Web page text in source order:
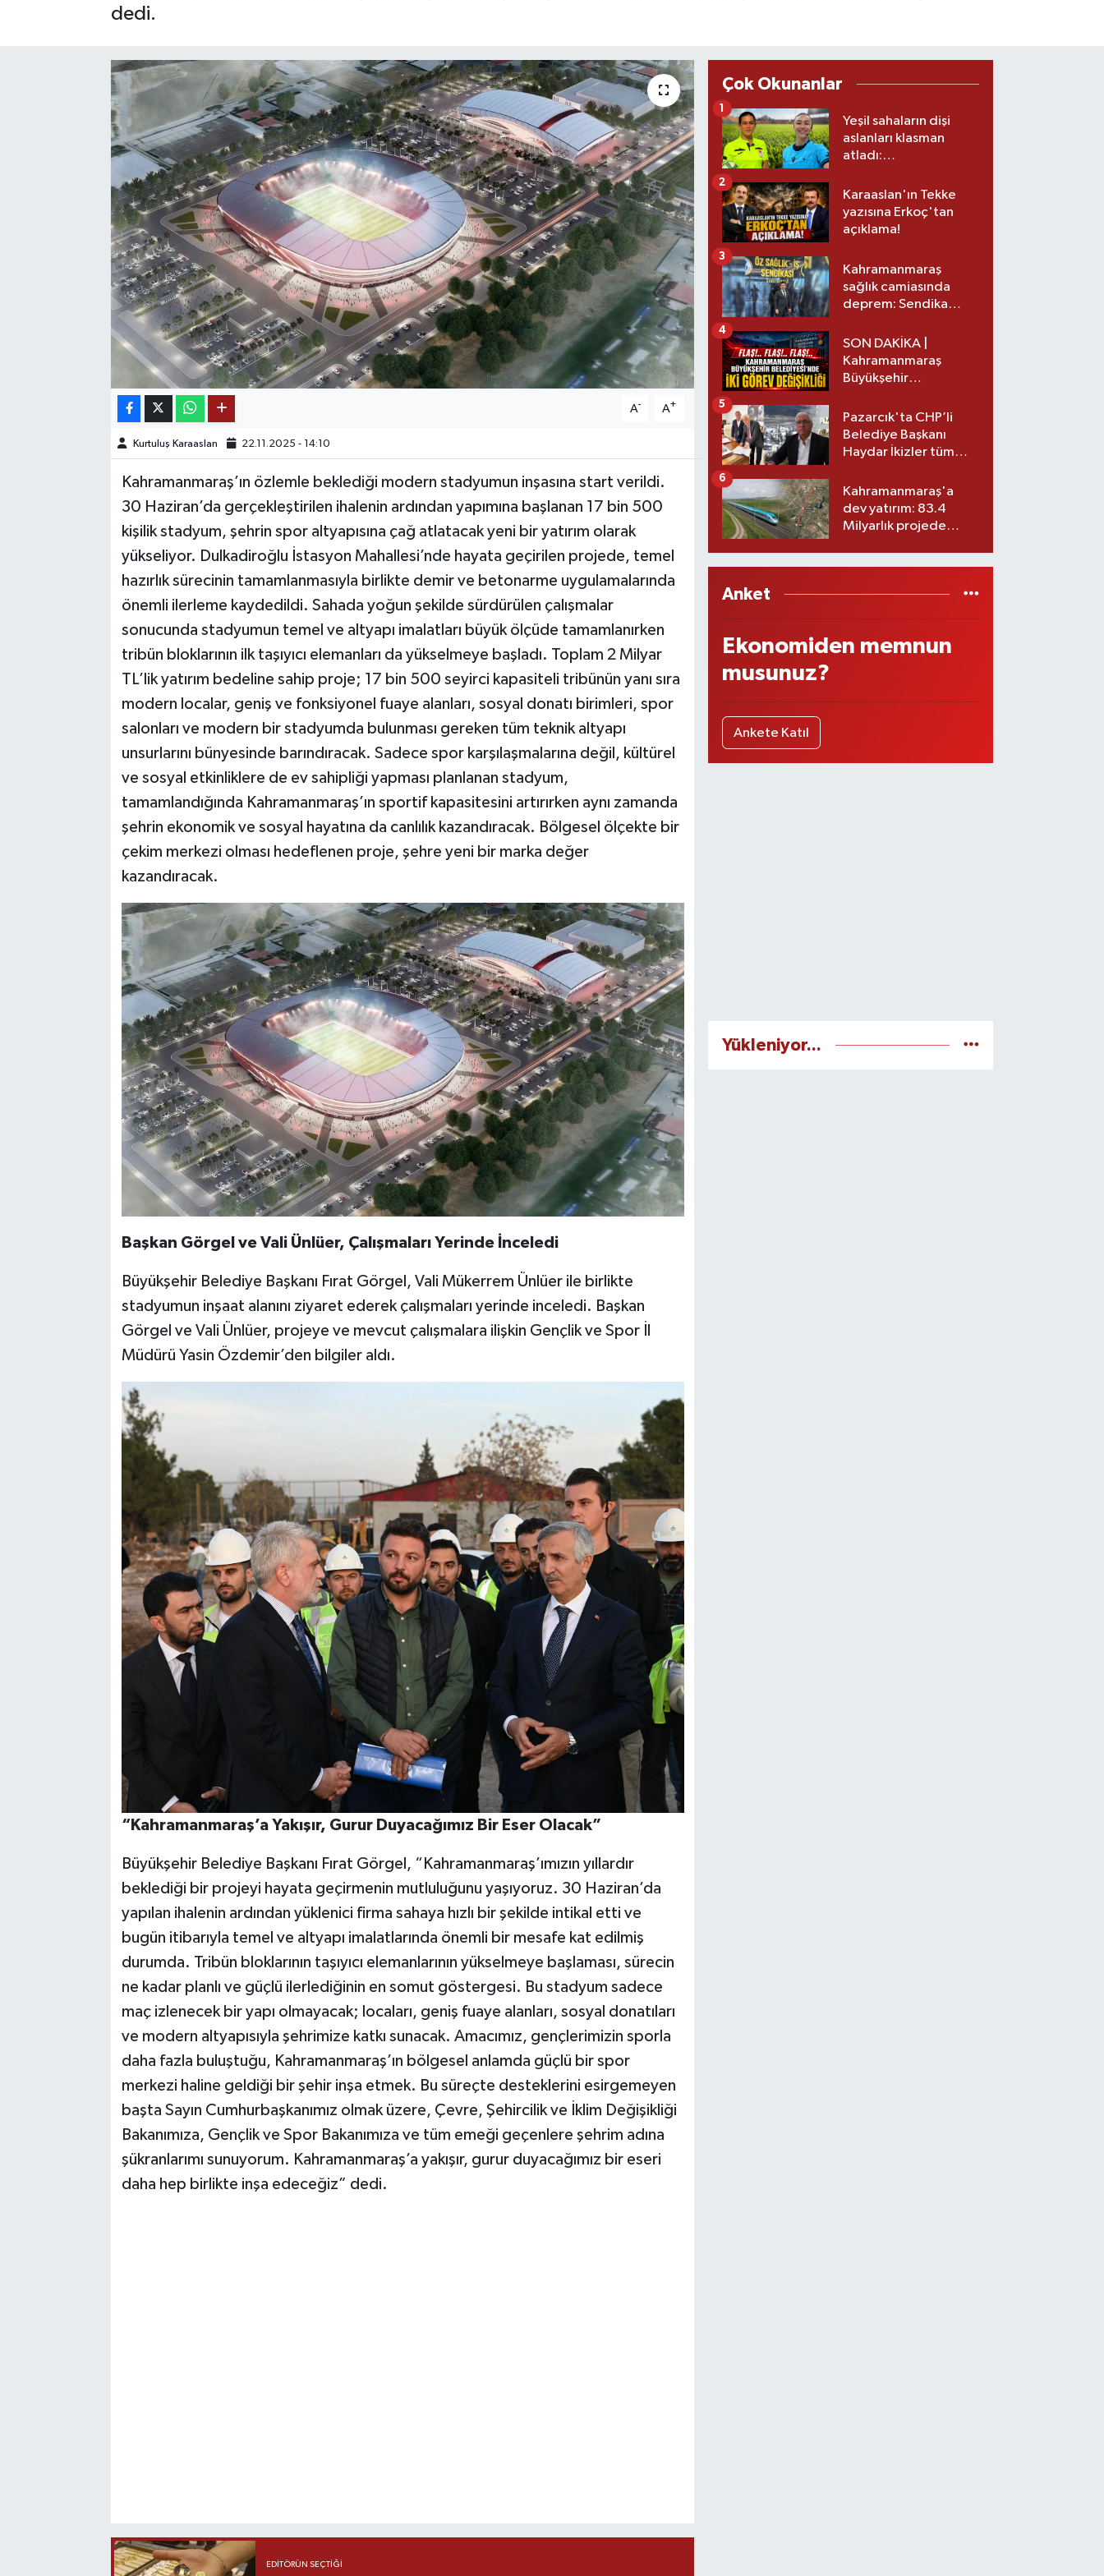
dedi.
A- A+
Kurtuluş Karaaslan 22.11.2025 - 14:10
Kahramanmaraş’ın özlemle beklediği modern stadyumun inşasına start verildi.
30 Haziran’da gerçekleştirilen ihalenin ardından yapımına başlanan 17 bin 500
kişilik stadyum, şehrin spor altyapısına çağ atlatacak yeni bir yatırım olarak
yükseliyor. Dulkadiroğlu İstasyon Mahallesi’nde hayata geçirilen projede, temel
hazırlık sürecinin tamamlanmasıyla birlikte demir ve betonarme uygulamalarında
önemli ilerleme kaydedildi. Sahada yoğun şekilde sürdürülen çalışmalar
sonucunda stadyumun temel ve altyapı imalatları büyük ölçüde tamamlanırken
tribün bloklarının ilk taşıyıcı elemanları da yükselmeye başladı. Toplam 2 Milyar
TL’lik yatırım bedeline sahip proje; 17 bin 500 seyirci kapasiteli tribünün yanı sıra
modern localar, geniş ve fonksiyonel fuaye alanları, sosyal donatı birimleri, spor
salonları ve modern bir stadyumda bulunması gereken tüm teknik altyapı
unsurlarını bünyesinde barındıracak. Sadece spor karşılaşmalarına değil, kültürel
ve sosyal etkinliklere de ev sahipliği yapması planlanan stadyum,
tamamlandığında Kahramanmaraş’ın sportif kapasitesini artırırken aynı zamanda
şehrin ekonomik ve sosyal hayatına da canlılık kazandıracak. Bölgesel ölçekte bir
çekim merkezi olması hedeflenen proje, şehre yeni bir marka değer
kazandıracak.
Başkan Görgel ve Vali Ünlüer, Çalışmaları Yerinde İnceledi
Büyükşehir Belediye Başkanı Fırat Görgel, Vali Mükerrem Ünlüer ile birlikte
stadyumun inşaat alanını ziyaret ederek çalışmaları yerinde inceledi. Başkan
Görgel ve Vali Ünlüer, projeye ve mevcut çalışmalara ilişkin Gençlik ve Spor İl
Müdürü Yasin Özdemir’den bilgiler aldı.
“Kahramanmaraş’a Yakışır, Gurur Duyacağımız Bir Eser Olacak”
Büyükşehir Belediye Başkanı Fırat Görgel, “Kahramanmaraş’ımızın yıllardır
beklediği bir projeyi hayata geçirmenin mutluluğunu yaşıyoruz. 30 Haziran’da
yapılan ihalenin ardından yüklenici firma sahaya hızlı bir şekilde intikal etti ve
bugün itibarıyla temel ve altyapı imalatlarında önemli bir mesafe kat edilmiş
durumda. Tribün bloklarının taşıyıcı elemanlarının yükselmeye başlaması, sürecin
ne kadar planlı ve güçlü ilerlediğinin en somut göstergesi. Bu stadyum sadece
maç izlenecek bir yapı olmayacak; locaları, geniş fuaye alanları, sosyal donatıları
ve modern altyapısıyla şehrimize katkı sunacak. Amacımız, gençlerimizin sporla
daha fazla buluştuğu, Kahramanmaraş’ın bölgesel anlamda güçlü bir spor
merkezi haline geldiği bir şehir inşa etmek. Bu süreçte desteklerini esirgemeyen
başta Sayın Cumhurbaşkanımız olmak üzere, Çevre, Şehircilik ve İklim Değişikliği
Bakanımıza, Gençlik ve Spor Bakanımıza ve tüm emeği geçenlere şehrim adına
şükranlarımı sunuyorum. Kahramanmaraş’a yakışır, gurur duyacağımız bir eseri
daha hep birlikte inşa edeceğiz” dedi.
EDITÖRÜN SEÇTIĞI
Çok Okunanlar
Yeşil sahaların dişi
aslanları klasman
atladı:
üst lige iki transfer!
1
Karaaslan'ın Tekke
yazısına Erkoç'tan
açıklama!
2
Kahramanmaraş
sağlık camiasında
deprem: Sendika
3
SON DAKİKA |
Kahramanmaraş
Büyükşehir
görev değişikliği!
4
Pazarcık'ta CHP’li
Belediye Başkanı
Haydar İkizler tüm
yeni partisi
5
Kahramanmaraş'a
dev yatırım: 83.4
Milyarlık projede
6
Anket
Ekonomiden memnun
musunuz?
Ankete Katıl
Yükleniyor...
KÜLTÜR SANAT